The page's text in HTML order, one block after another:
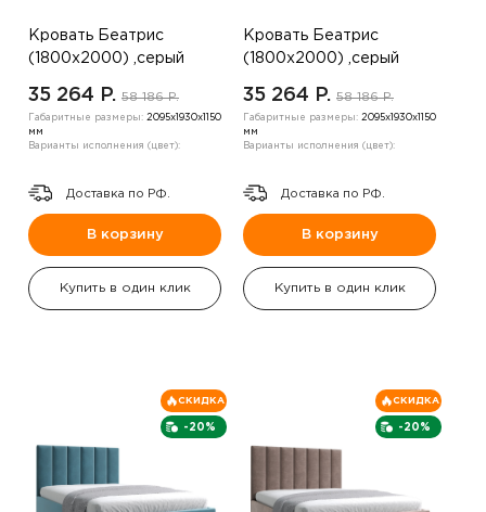
Кровать Беатрис
(1800х2000) ,серый
35 264 P. 58 186 P.
Габаритные размеры: 2095х1930х1150
мм
Варианты исполнения (цвет):
Доставка по РФ.
В корзину
Купить в один клик
Кровать Беатрис
(1800х2000) ,серый
35 264 P. 58 186 P.
Габаритные размеры: 2095х1930х1150
мм
Варианты исполнения (цвет):
Доставка по РФ.
В корзину
Купить в один клик
-20%
СКИДКА
-20%
СКИДКА